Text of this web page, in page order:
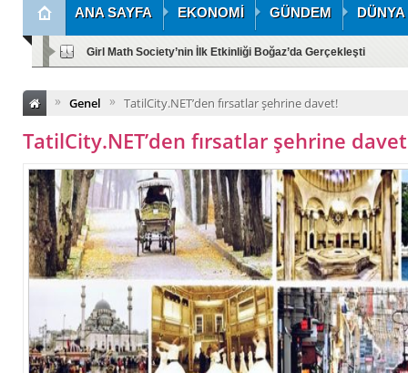
ANA SAYFA EKONOMİ GÜNDEM DÜNYA
Girl Math Society’nin İlk Etkinliği Boğaz’da Gerçekleşti
» Genel » TatilCity.NET’den fırsatlar şehrine davet!
TatilCity.NET’den fırsatlar şehrine